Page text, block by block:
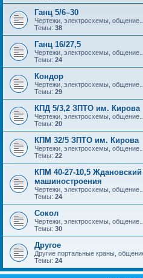
Ганц 5/6–30
Чертежи, электросхемы, общение...
Темы: 38
Ганц 16/27,5
Чертежи, электросхемы, общение...
Темы: 24
Кондор
Чертежи, электросхемы, общение...
Темы: 29
КПД 5/3,2 ЗПТО им. Кирова
Чертежи, электросхемы, общение...
Темы: 20
КПМ 32/5 ЗПТО им. Кирова
Чертежи, электросхемы, общение...
Темы: 22
КПМ 40-27-10,5 Ждановский
машиностроения
Чертежи, электросхемы, общение...
Темы: 24
Сокол
Чертежи, электросхемы, общение...
Темы: 30
Другое
Другие портальные краны,
Темы: 24